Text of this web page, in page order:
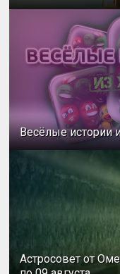
Весёлые истории
Астросовет от